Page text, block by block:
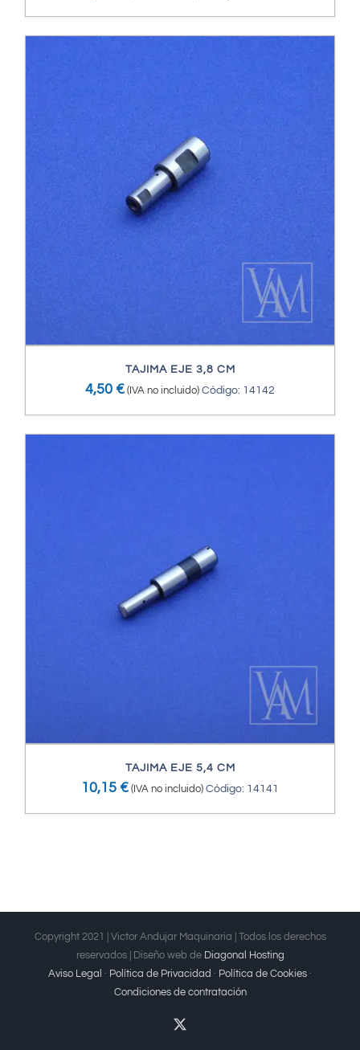
TAJIMA EJE 3,8 CM
4,50 € (IVA no incluido) Código: 14142
TAJIMA EJE 5,4 CM
10,15 € (IVA no incluido) Código: 14141
Copyright 2021 | Victor Andujar Maquinaria | Todos los derechos
reservados | Diseño web de Diagonal Hosting
Aviso Legal · Política de Privacidad · Política de Cookies ·
Condiciones de contratación